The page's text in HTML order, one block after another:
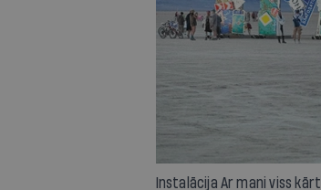
Instalācija Ar mani viss